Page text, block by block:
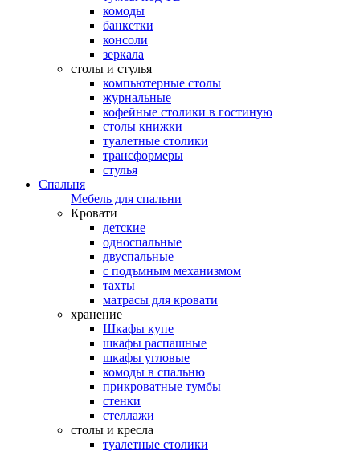
комоды
банкетки
консоли
зеркала
столы и стулья
компьютерные столы
журнальные
кофейные столики в гостиную
столы книжки
туалетные столики
трансформеры
стулья
Спальня
Мебель для спальни
Кровати
детские
односпальные
двуспальные
с подъмным механизмом
тахты
матрасы для кровати
хранение
Шкафы купе
шкафы распашные
шкафы угловые
комоды в спальню
прикроватные тумбы
стенки
стеллажи
столы и кресла
туалетные столики